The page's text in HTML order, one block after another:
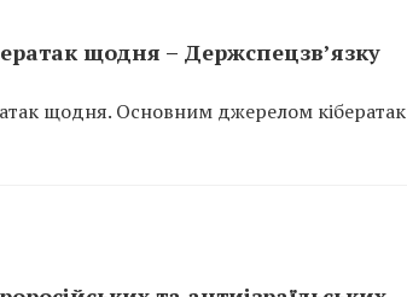
щодня – Держспецзв’язку
щодня. Основним джерелом кібератак